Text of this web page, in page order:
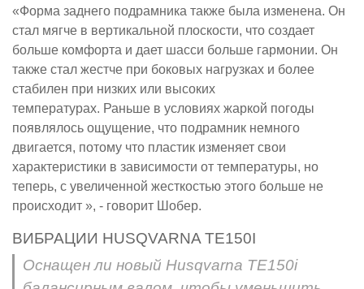
«Форма заднего подрамника также была изменена. Он
стал мягче в вертикальной плоскости, что создает
больше комфорта и дает шасси больше гармонии. Он
также стал жестче при боковых нагрузках и более
стабилен при низких или высоких
температурах. Раньше в условиях жаркой погоды
появлялось ощущение, что подрамник немного
двигается, потому что пластик изменяет свои
характеристики в зависимости от температуры, но
теперь, с увеличенной жесткостью этого больше не
происходит », - говорит Шобер.
ВИБРАЦИИ HUSQVARNA TE150I
Оснащен ли новый Husqvarna TE150i